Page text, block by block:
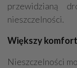
przewidzianą
nieszczelności.
Większy
Nieszczelności